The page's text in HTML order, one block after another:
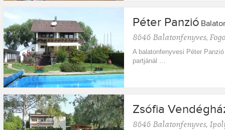
Péter Panzió
8646 Balatonfenyves,
A balatonfenyvesi Péter
partjánál …
Zsófia
8646 Balatonfenyves,